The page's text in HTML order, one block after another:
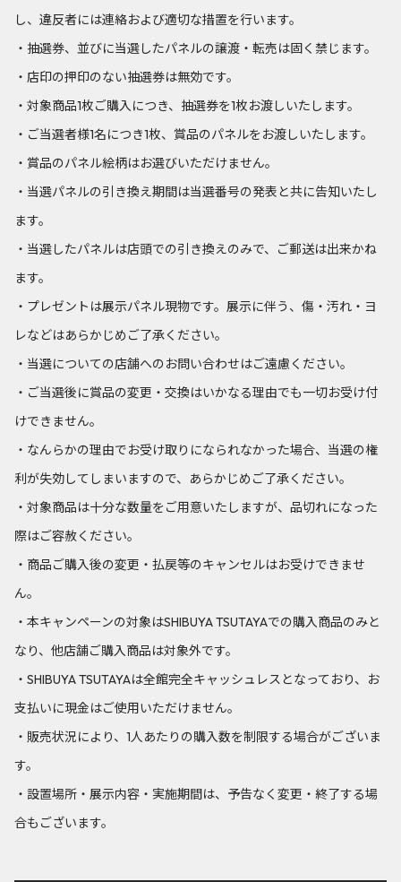
し、違反者には連絡および適切な措置を行います。
・抽選券、並びに当選したパネルの譲渡・転売は固く禁じます。
・店印の押印のない抽選券は無効です。
・対象商品1枚ご購入につき、抽選券を1枚お渡しいたします。
・ご当選者様1名につき1枚、賞品のパネルをお渡しいたします。
・賞品のパネル絵柄はお選びいただけません。
・当選パネルの引き換え期間は当選番号の発表と共に告知いたし
ます。
・当選したパネルは店頭での引き換えのみで、ご郵送は出来かね
ます。
・プレゼントは展示パネル現物です。展示に伴う、傷・汚れ・ヨ
レなどはあらかじめご了承ください。
・当選についての店舗へのお問い合わせはご遠慮ください。
・ご当選後に賞品の変更・交換はいかなる理由でも一切お受け付
けできません。
・なんらかの理由でお受け取りになられなかった場合、当選の権
利が失効してしまいますので、あらかじめご了承ください。
・対象商品は十分な数量をご用意いたしますが、品切れになった
際はご容赦ください。
・商品ご購入後の変更・払戻等のキャンセルはお受けできませ
ん。
・本キャンペーンの対象はSHIBUYA TSUTAYAでの購入商品のみと
なり、他店舗ご購入商品は対象外です。
・SHIBUYA TSUTAYAは全館完全キャッシュレスとなっており、お
支払いに現金はご使用いただけません。
・販売状況により、1人あたりの購入数を制限する場合がございま
す。
・設置場所・展示内容・実施期間は、予告なく変更・終了する場
合もございます。